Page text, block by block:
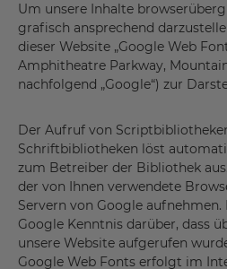
Um unsere Inhalte
grafisch ansprechend
dieser Website „Google Web
Amphitheatre Parkway,
nachfolgend „Google“) zur
Der Aufruf von
Schriftbibliotheken löst
zum Betreiber der Bibliothek
der von Ihnen verwendete
Servern von Google
Google Kenntnis darüber, dass
unsere Website aufgerufen
Google Web Fonts erfolgt im